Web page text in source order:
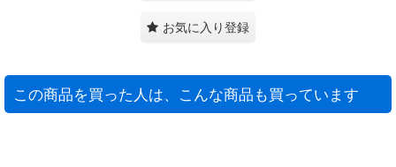
お気に入り登録
この商品を買った人は、こんな商品も買っています